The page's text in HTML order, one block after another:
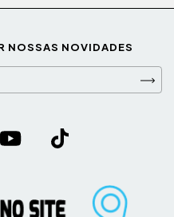
NOSSAS NOVIDADES